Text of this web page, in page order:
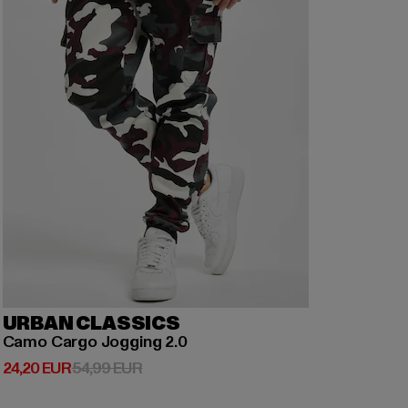
URBAN CLASSICS
Camo Cargo Jogging 2.0
24,20 EUR
Derzeitiger Preis: 24,20 EUR
54,99 EURAktionspreis: 54,99 EUR